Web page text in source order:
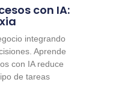
con IA:
integrando
Aprende
con IA reduce
de tareas